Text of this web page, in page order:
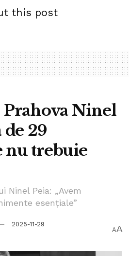
this post
Prahova Ninel
de 29
trebuie
Ninel Peia: „Avem
esențiale”
2025-11-29
AA